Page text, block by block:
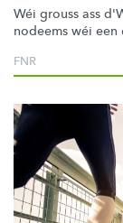
Wéi grouss ass
nodeems wéi een
FNR